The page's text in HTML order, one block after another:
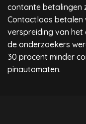
contante betalingen
Contactloos betalen
verspreiding van het
de onderzoekers
30 procent minder
pinautomaten.